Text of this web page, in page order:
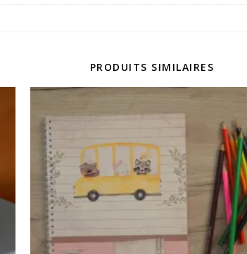
PRODUITS SIMILAIRES